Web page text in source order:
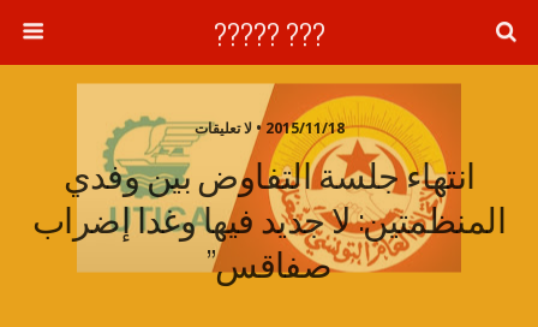
??? ?????
2015/11/18 • لا تعليقات
انتهاء جلسة التفاوض بين وفدي
المنظمتين: لا جديد فيها وغدا إضراب
صفاقس”